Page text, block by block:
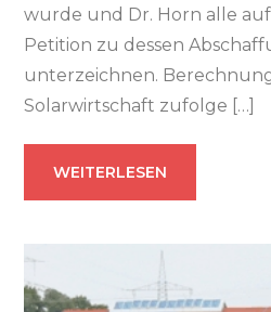
wurde und Dr. Horn alle
Petition zu dessen
unterzeichnen.
Solarwirtschaft zufolge […]
WEITERLESEN